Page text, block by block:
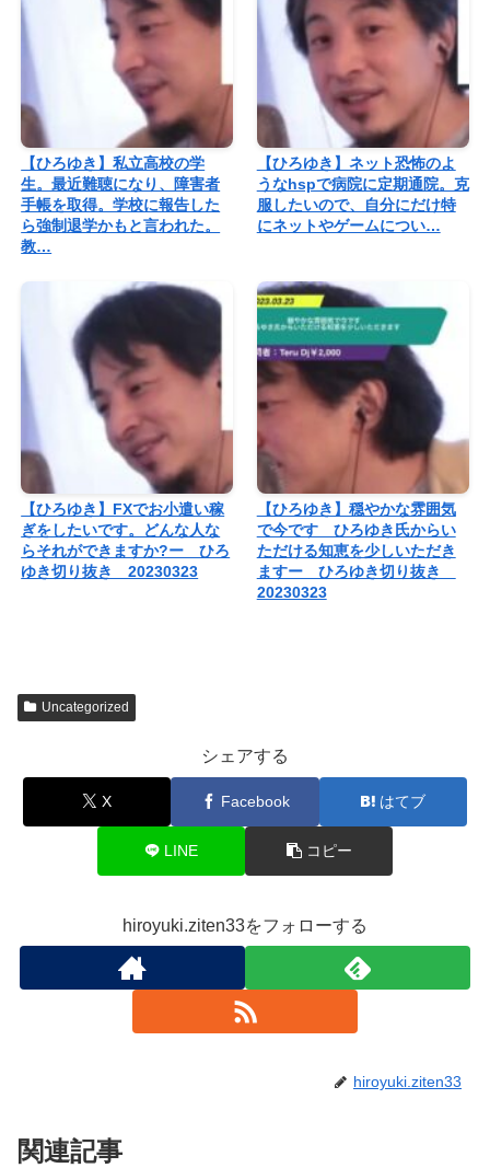
【ひろゆき】私立高校の学
生。最近難聴になり、障害者
手帳を取得。学校に報告した
ら強制退学かもと言われた。
教…
【ひろゆき】ネット恐怖のよ
うなhspで病院に定期通院。克
服したいので、自分にだけ特
にネットやゲームについ…
【ひろゆき】FXでお小遣い稼
ぎをしたいです。どんな人な
らそれができますか?ー ひろ
ゆき切り抜き 20230323
【ひろゆき】穏やかな雰囲気
で今です ひろゆき氏からい
ただける知恵を少しいただき
ますー ひろゆき切り抜き
20230323
Uncategorized
シェアする
X Facebook はてブ
LINE コピー
hiroyuki.ziten33をフォローする
hiroyuki.ziten33
関連記事